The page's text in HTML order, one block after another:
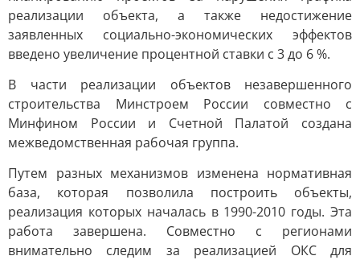
реализации объекта, а также недостижение
заявленных социально-экономических эффектов
введено увеличение процентной ставки с 3 до 6 %.
В части реализации объектов незавершенного
строительства Минстроем России совместно с
Минфином России и Счетной Палатой создана
межведомственная рабочая группа.
Путем разных механизмов изменена нормативная
база, которая позволила построить объекты,
реализация которых началась в 1990-2010 годы. Эта
работа завершена. Совместно с регионами
внимательно следим за реализацией ОКС для